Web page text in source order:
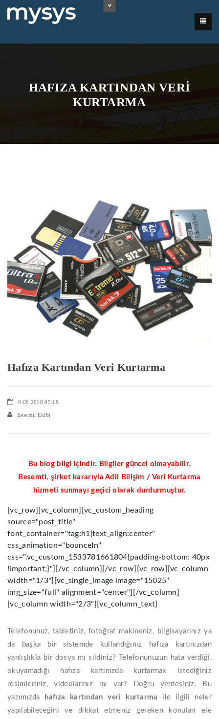
HAFIZA KARTINDAN VERI
KURTARMA
Hafıza Kartından Veri Kurtarma
9.08.2018 05:18
Besemti Ekibi
Bu blog bilgi içindir. Bilgiler güncel olmayabilir.
Besemti, şirket kararıyla Adli Bilişim / Veri Kurtarma
hizmeti sunmayı geçici olarak durdurmuştur.
[vc_row][vc_column][vc_custom_heading
source="post_title"
font_container="tag:h1|text_align:center"
css_animation="bounceIn"
css=".vc_custom_1533781661804{padding-bottom: 40px
!important;}"][/vc_column][/vc_row][vc_row][vc_column
width="1/3"][vc_single_image image="15025"
img_size="full" alignment="center"][/vc_column]
[vc_column width="2/3"][vc_column_text]
Telefonunuz, tabletiniz, fotoğraf makineniz, bilgisayarınız ya
da başka bir sistemde kullandığınız hafıza kartınızdan
yanlışlıkla bir dosya mı sildiniz? Telefonunuzun hata verdiği,
okuyamadığı hafıza kartınızda kurtarmak istediğiniz
resimleriniz, videolarınız mı var? Doğru yerdesiniz. Bu
yazımızda
hafıza kartından veri kurtarma
ile ilgili neler
yapılabileceğini ve dikkat etmeniz gereken konuları ele